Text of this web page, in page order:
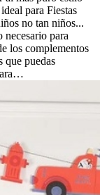
para Fiestas
no tan niños...
necesario para
los complementos
que puedas